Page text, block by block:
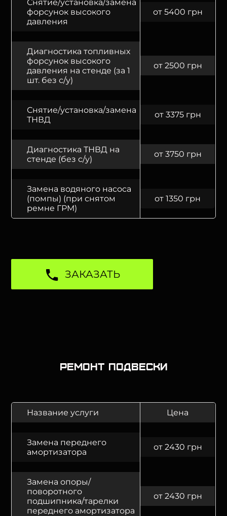
Снятие/установка/замена
форсунок высокого
давления
от 5400 грн
Диагностика топливных
форсунок высокого
давления на стенде (за 1
шт. без с/у)
от 2500 грн
Снятие/установка/замена
ТНВД
от 3375 грн
Диагностика ТНВД на
стенде (без с/у)
от 3750 грн
Замена водяного насоса
(помпы) (при снятом
ремне ГРМ)
от 1350 грн
ЗАКАЗАТЬ
Ремонт подвески
Название услуги Цена
Замена переднего
амортизатора
от 2430 грн
Замена опоры/
поворотного
подшипника/тарелки
переднего амортизатора
от 2430 грн